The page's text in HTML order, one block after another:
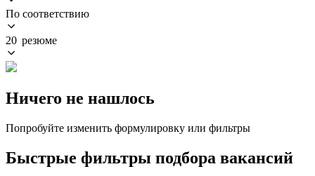
По соответствию
20 резюме
Ничего не нашлось
Попробуйте изменить формулировку или фильтры
Быстрые фильтры подбора вакансий